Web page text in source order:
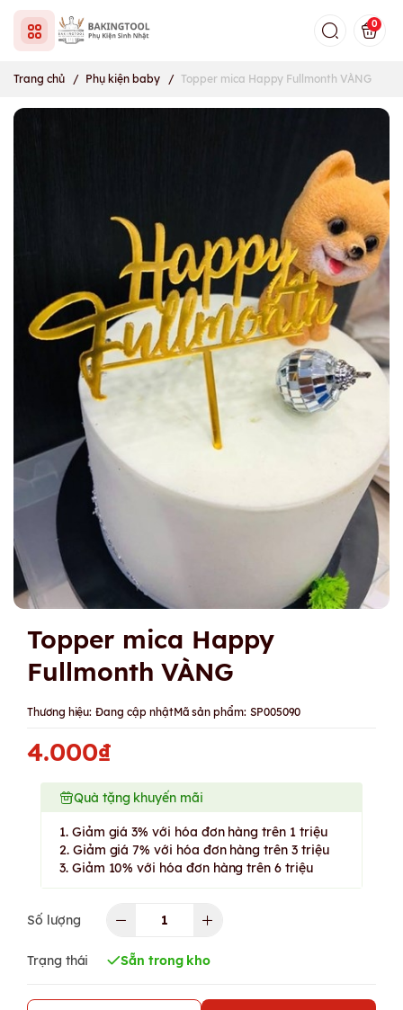
0
Trang chủ / Phụ kiện baby / Topper mica Happy Fullmonth VÀNG
Topper mica Happy
Fullmonth VÀNG
Thương hiệu: Đang cập nhậtMã sản phẩm: SP005090
4.000₫
Quà tặng khuyến mãi
1. Giảm giá 3% với hóa đơn hàng trên 1 triệu
2. Giảm giá 7% với hóa đơn hàng trên 3 triệu
3. Giảm 10% với hóa đơn hàng trên 6 triệu
Số lượng
Trạng thái Sẵn trong kho